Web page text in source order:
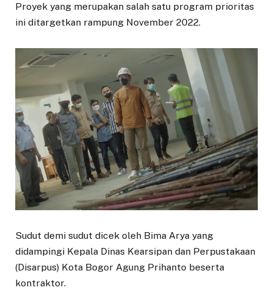
Proyek yang merupakan salah satu program prioritas
ini ditargetkan rampung November 2022.
Sudut demi sudut dicek oleh Bima Arya yang
didampingi Kepala Dinas Kearsipan dan Perpustakaan
(Disarpus) Kota Bogor Agung Prihanto beserta
kontraktor.